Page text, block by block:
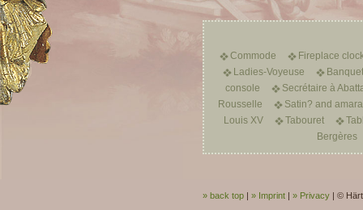
Commode
Fireplace
Ladies-Voyeuse
console
Secrétaire à
Rousselle
Satin? and
Louis XV
Tabouret
Bergères
» back top | » Imprint | » Privacy | ©